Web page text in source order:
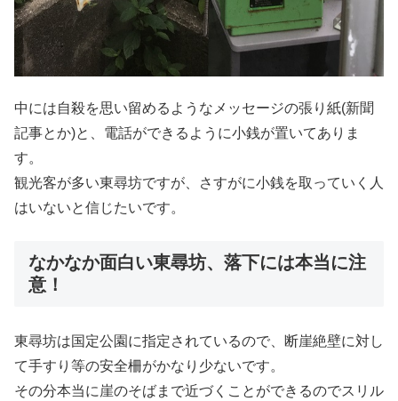
中には自殺を思い留めるようなメッセージの張り紙(新聞
記事とか)と、電話ができるように小銭が置いてありま
す。
観光客が多い東尋坊ですが、さすがに小銭を取っていく人
はいないと信じたいです。
なかなか面白い東尋坊、落下には本当に注
意！
東尋坊は国定公園に指定されているので、断崖絶壁に対し
て手すり等の安全柵がかなり少ないです。
その分本当に崖のそばまで近づくことができるのでスリル